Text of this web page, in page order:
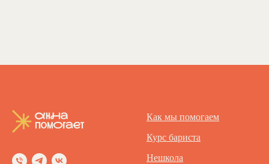
Как мы помогаем
Курс бариста
Нешкола